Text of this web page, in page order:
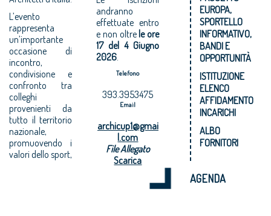
L’evento
rappresenta
un’importante
occasione di
incontro,
condivisione e
confronto tra
colleghi
provenienti da
tutto il territorio
nazionale,
promuovendo i
valori dello sport,
andranno
effettuate entro
e non oltrele ore
17 del 4 Giugno
2026
Telefono
393.3953475
Email
archicup1@gmai
l.com
File Allegato
Scarica
EUROPA,
SPORTELLO
INFORMATIVO,
BANDI E
OPPORTUNITÀ
ISTITUZIONE
ELENCO
AFFIDAMENTO
INCARICHI
ALBO
FORNITORI
AGENDA